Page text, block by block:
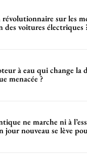
sur les
des voitures électriques
à eau qui change la
menacée ?
ne marche ni à
jour nouveau se lève